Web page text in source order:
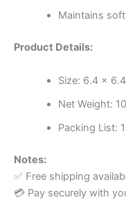
Maintains
Product Details:
Size: 6.4 ×
Net Weight:
Packing List:
Notes:
✅ Free shipping
💳 Pay securely with